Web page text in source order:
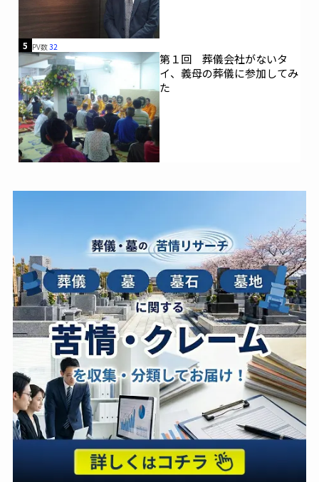
5 PV数32
第１回 葬儀会社がないタ
イ、義母の葬儀に参加してみ
た